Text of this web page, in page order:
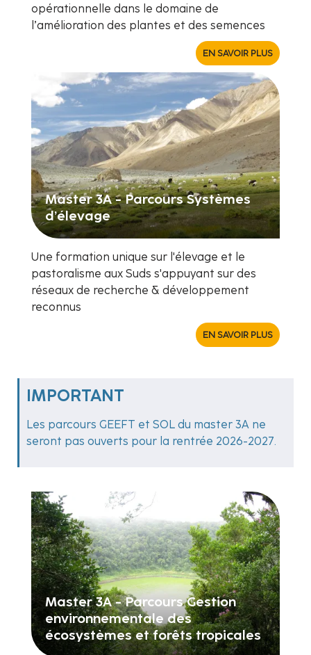
opérationnelle dans le domaine de
l’amélioration des plantes et des semences
EN SAVOIR PLUS
Master 3A - Parcours Systèmes
d’élevage
Une formation unique sur l'élevage et le
pastoralisme aux Suds s'appuyant sur des
réseaux de recherche & développement
reconnus
EN SAVOIR PLUS
IMPORTANT
Les parcours GEEFT et SOL du master 3A ne
seront pas ouverts pour la rentrée 2026-2027.
Master 3A - Parcours Gestion
environnementale des
écosystèmes et forêts tropicales